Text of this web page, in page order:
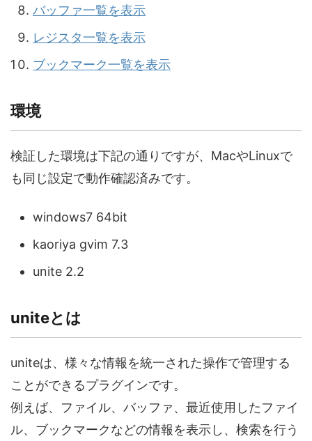
バッファ一覧を表示
レジスタ一覧を表示
ブックマーク一覧を表示
環境
検証した環境は下記の通りですが、MacやLinuxで
も同じ設定で動作確認済みです。
windows7 64bit
kaoriya gvim 7.3
unite 2.2
uniteとは
uniteは、様々な情報を統一された操作で管理する
ことができるプラグインです。
例えば、ファイル、バッファ、最近使用したファイ
ル、ブックマークなどの情報を表示し、検索を行う